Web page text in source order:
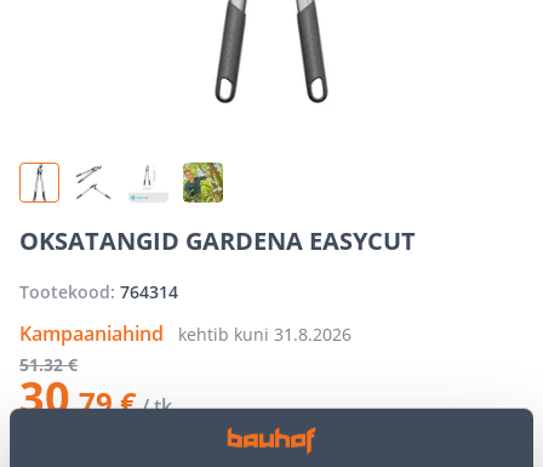
OKSATANGID GARDENA EASYCUT
Tootekood: 764314
Kampaaniahind kehtib kuni 31.8.2026
51.32 €
30.79 €/ tk